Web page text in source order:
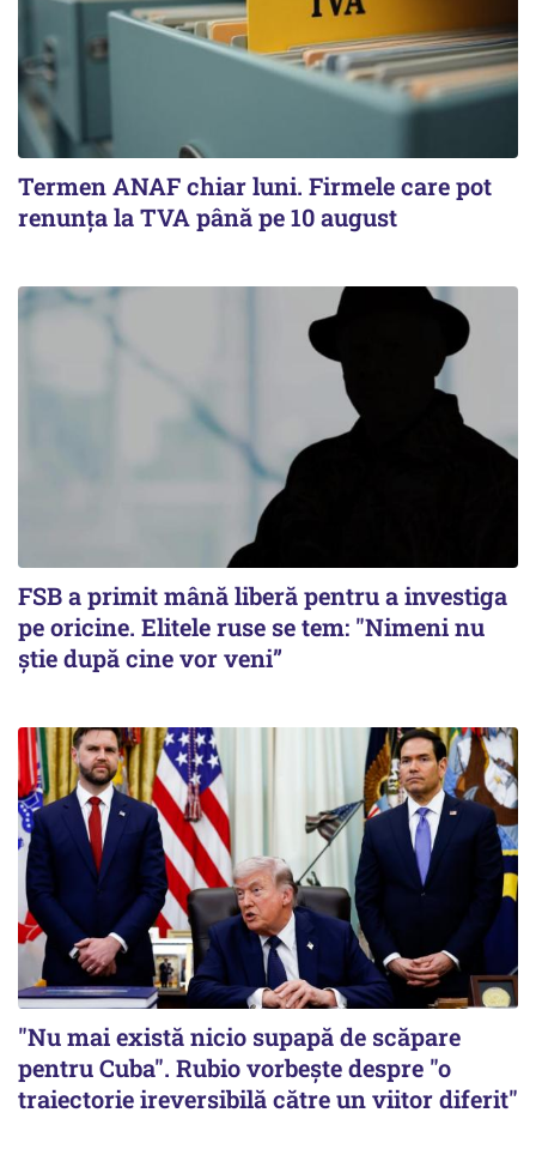
Termen ANAF chiar luni. Firmele care pot
renunța la TVA până pe 10 august
FSB a primit mână liberă pentru a investiga
pe oricine. Elitele ruse se tem: "Nimeni nu
știe după cine vor veni”
"Nu mai există nicio supapă de scăpare
pentru Cuba". Rubio vorbește despre "o
traiectorie ireversibilă către un viitor diferit"